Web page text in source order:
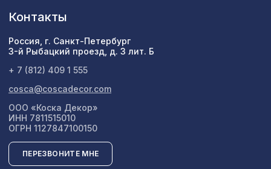
Контакты
Россия, г. Санкт-Петербург
3-й Рыбацкий проезд, д. 3 лит. Б
+ 7 (812) 409 1 555
cosca@coscadecor.com
ООО «Коска Декор»
ИНН 7811515010
ОГРН 1127847100150
ПЕРЕЗВОНИТЕ МНЕ